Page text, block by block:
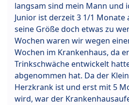
langsam sind mein Mann und
Junior ist derzeit 3 1/1
seine Größe doch etwas zu
Wochen waren wir wegen
Wochen im Krankenhaus, da
Trinkschwäche entwickelt
abgenommen hat. Da der
Herzkrank ist und erst mit 5
wird, war der